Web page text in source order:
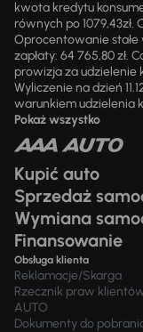
kwota kredytu
równych po
Oprocentowanie stałe
zapłaty: 64 765,80 zł.
prowizja za udzielenie
Wyliczenie na dzień
warunkiem udzielenia
Pokaż wszystko
Kupić auto
Sprzedaż
Wymiana
Finansowanie
Obsługa klienta
Reklamacje/Skarga
Rzecznik praw
AUTO
Dokumenty do